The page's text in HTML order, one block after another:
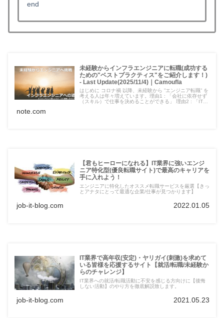
end
未経験からインフラエンジニアに転職(成功する
ための"ベストプラクティス"をご紹介します！)
- Last Update(2025/11/4)｜Camoufla
はじめに コロナ禍 以降、未経験から ”エンジニア転職” を
考える人は年々増えています。理由1 : 「会社に依存せず
（スキル）で仕事を決めることができる」 理由2 : 「IT業
note.com
【君もヒーローになれる】IT業界に強いエンジ
ニア特化型(優良転職サイト)で最高のキャリアを
手に入れよう！
エンジニアに特化したオススメ転職サービスを厳選【きっ
とアナタにとって最適な企業/仕事が見つかります】
job-it-blog.com 2022.01.05
IT業界で高年収(安定)・ヤリガイ(刺激)を求めて
いる皆様を応援するサイト【就活/転職/未経験か
らのチャレンジ】
IT業界への就活/転職活動に不安を感じる方向けに【後悔
しない活動】のやり方を徹底解説致します。
job-it-blog.com 2021.05.23